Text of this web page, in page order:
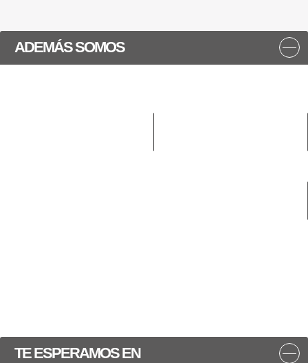
ADEMÁS SOMOS
TE ESPERAMOS EN